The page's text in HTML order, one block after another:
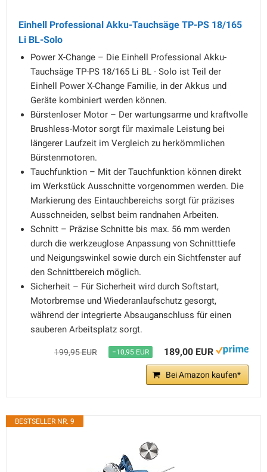
Einhell Professional Akku-Tauchsäge TP-PS 18/165
Li BL-Solo
Power X-Change – Die Einhell Professional Akku-
Tauchsäge TP-PS 18/165 Li BL - Solo ist Teil der
Einhell Power X-Change Familie, in der Akkus und
Geräte kombiniert werden können.
Bürstenloser Motor – Der wartungsarme und kraftvolle
Brushless-Motor sorgt für maximale Leistung bei
längerer Laufzeit im Vergleich zu herkömmlichen
Bürstenmotoren.
Tauchfunktion – Mit der Tauchfunktion können direkt
im Werkstück Ausschnitte vorgenommen werden. Die
Markierung des Eintauchbereichs sorgt für präzises
Ausschneiden, selbst beim randnahen Arbeiten.
Schnitt – Präzise Schnitte bis max. 56 mm werden
durch die werkzeuglose Anpassung von Schnitttiefe
und Neigungswinkel sowie durch ein Sichtfenster auf
den Schnittbereich möglich.
Sicherheit – Für Sicherheit wird durch Softstart,
Motorbremse und Wiederanlaufschutz gesorgt,
während der integrierte Absauganschluss für einen
sauberen Arbeitsplatz sorgt.
199,95 EUR −10,95 EUR 189,00 EUR
Bei Amazon kaufen*
BESTSELLER NR. 9